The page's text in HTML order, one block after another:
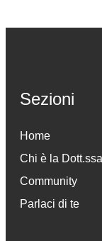
Sezioni
Home
Chi è la
Community
Parlaci di te